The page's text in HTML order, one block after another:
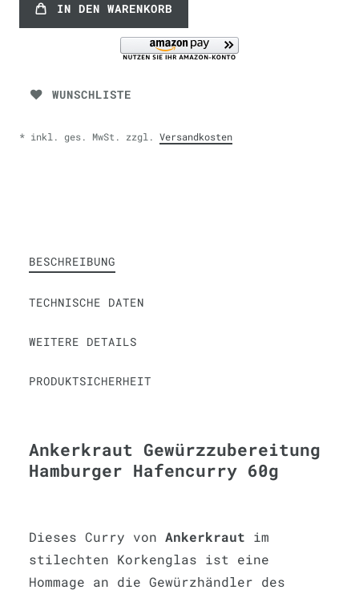
IN DEN WARENKORB
WUNSCHLISTE
* inkl. ges. MwSt. zzgl. Versandkosten
BESCHREIBUNG
TECHNISCHE DATEN
WEITERE DETAILS
PRODUKTSICHERHEIT
Ankerkraut Gewürzzubereitung
Hamburger Hafencurry 60g
Dieses Curry von Ankerkraut im
stilechten Korkenglas ist eine
Hommage an die Gewürzhändler des